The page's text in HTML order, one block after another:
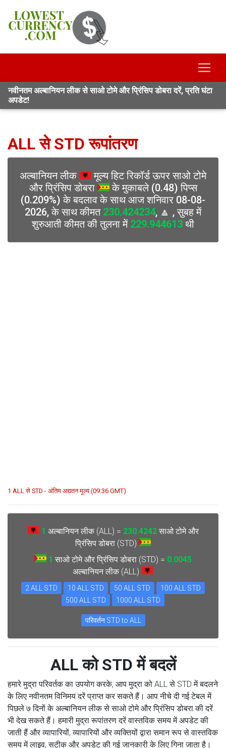
नवीनतम अल्बानियन लीक से साओ टोमे और प्रिंसिप डोबरा दरें, प्रति घंटा
अपडेट!
ALL से STD रूपांतरण
अल्बानियन लीक
मूल्य हिट रिकॉर्ड ऊपर साओ टोमे
और प्रिंसिप डोबरा
के मुकाबले (0.48) पिप्स
(0.209%) के बदलाव के साथ आज शनिवार 08-08-
2026, के साथ कीमत 230.424234, 🔼 , सुबह में
शुरुआती कीमत की तुलना में 229.944613 थी
1 ALL से STD - अंतिम अद्यतन मूल्य (09:36 GMT)
1 अल्बानियन लीक (ALL) = 230.4242 साओ टोमे और
प्रिंसिप डोबरा (STD)
1 साओ टोमे और प्रिंसिप डोबरा (STD) = 0.0045
अल्बानियन लीक (ALL)
2 ALL STD 10 ALL STD 50 ALL STD
100 ALL STD
500 ALL STD
1000 ALL STD
परिवर्तन STD to ALL
ALL को STD में बदलें
हमारे मुद्रा परिवर्तक का उपयोग करके, आप मुद्रा को ALL से STD में बदलने
के लिए नवीनतम विनिमय दरें प्राप्त कर सकते हैं। आप नीचे दी गई टेबल में
पिछले ७ दिनों के अल्बानियन लीक से साओ टोमे और प्रिंसिप डोबरा की दरें
भी देख सकते हैं। हमारी मुद्रा रूपांतरण दरें वास्तविक समय में अपडेट की
जाती हैं और व्यापारियों, व्यापारियों और व्यक्तियों द्वारा समान रूप से वास्तविक
समय में लाइव, सटीक और अपडेट की गई जानकारी के लिए गिना जाता है।